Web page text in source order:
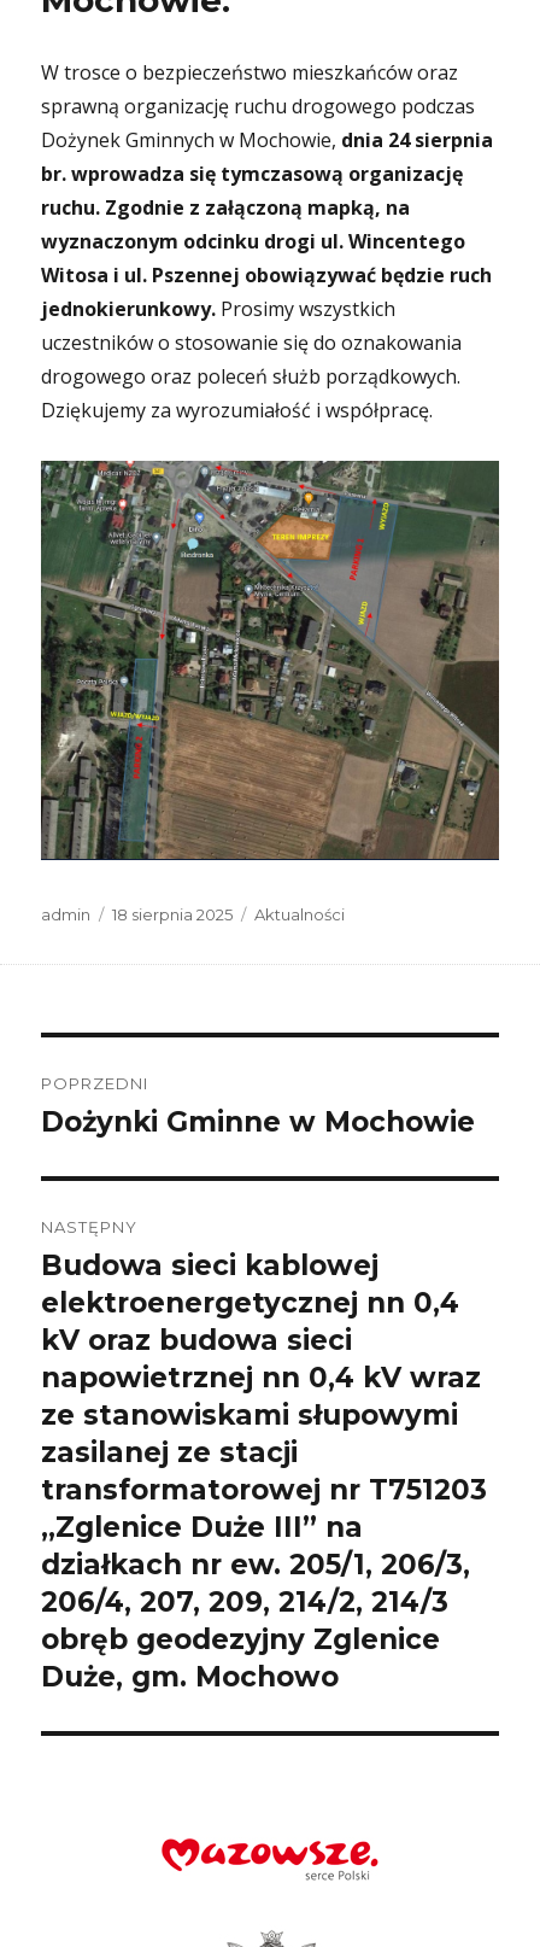
W trosce o bezpieczeństwo mieszkańców oraz
sprawną organizację ruchu drogowego podczas
Dożynek Gminnych w Mochowie, dnia 24 sierpnia
br. wprowadza się tymczasową organizację
ruchu. Zgodnie z załączoną mapką, na
wyznaczonym odcinku drogi ul. Wincentego
Witosa i ul. Pszennej obowiązywać będzie ruch
jednokierunkowy. Prosimy wszystkich
uczestników o stosowanie się do oznakowania
drogowego oraz poleceń służb porządkowych.
Dziękujemy za wyrozumiałość i współpracę.
Autor
admin
Data
18 sierpnia 2025 Kategorie
Aktualności
wpisu
POPRZEDNI
Poprzedni
Dożynki Gminne w Mochowie
NASTĘPNY
Następny
wpis:
Budowa sieci kablowej
elektroenergetycznej nn 0,4
kV oraz budowa sieci
napowietrznej nn 0,4 kV wraz
ze stanowiskami słupowymi
zasilanej ze stacji
transformatorowej nr T751203
„Zglenice Duże III” na
działkach nr ew. 205/1, 206/3,
206/4, 207, 209, 214/2, 214/3
obręb geodezyjny Zglenice
Duże, gm. Mochowo